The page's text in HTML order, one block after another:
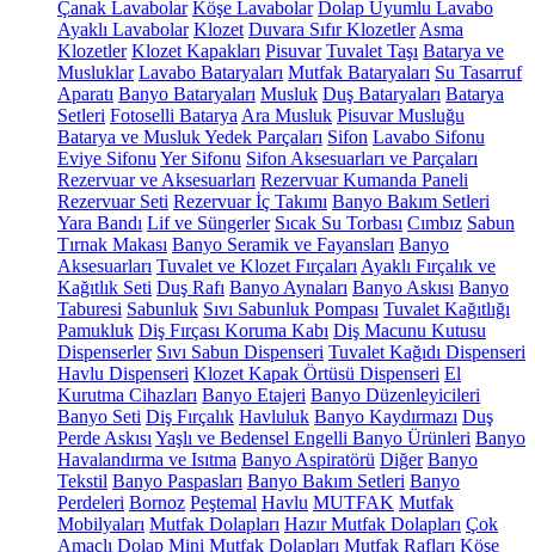
Çanak Lavabolar Köşe Lavabolar Dolap Uyumlu Lavabo
Ayaklı Lavabolar Klozet Duvara Sıfır Klozetler Asma
Klozetler Klozet Kapakları Pisuvar Tuvalet Taşı Batarya ve
Musluklar Lavabo Bataryaları Mutfak Bataryaları Su Tasarruf
Aparatı Banyo Bataryaları Musluk Duş Bataryaları Batarya
Setleri Fotoselli Batarya Ara Musluk Pisuvar Musluğu
Batarya ve Musluk Yedek Parçaları Sifon Lavabo Sifonu
Eviye Sifonu Yer Sifonu Sifon Aksesuarları ve Parçaları
Rezervuar ve Aksesuarları Rezervuar Kumanda Paneli
Rezervuar Seti Rezervuar İç Takımı Banyo Bakım Setleri
Yara Bandı Lif ve Süngerler Sıcak Su Torbası Cımbız Sabun
Tırnak Makası Banyo Seramik ve Fayansları Banyo
Aksesuarları Tuvalet ve Klozet Fırçaları Ayaklı Fırçalık ve
Kağıtlık Seti Duş Rafı Banyo Aynaları Banyo Askısı Banyo
Taburesi Sabunluk Sıvı Sabunluk Pompası Tuvalet Kağıtlığı
Pamukluk Diş Fırçası Koruma Kabı Diş Macunu Kutusu
Dispenserler Sıvı Sabun Dispenseri Tuvalet Kağıdı Dispenseri
Havlu Dispenseri Klozet Kapak Örtüsü Dispenseri El
Kurutma Cihazları Banyo Etajeri Banyo Düzenleyicileri
Banyo Seti Diş Fırçalık Havluluk Banyo Kaydırmazı Duş
Perde Askısı Yaşlı ve Bedensel Engelli Banyo Ürünleri Banyo
Havalandırma ve Isıtma Banyo Aspiratörü Diğer Banyo
Tekstil Banyo Paspasları Banyo Bakım Setleri Banyo
Perdeleri Bornoz Peştemal Havlu MUTFAK Mutfak
Mobilyaları Mutfak Dolapları Hazır Mutfak Dolapları Çok
Amaçlı Dolap Mini Mutfak Dolapları Mutfak Rafları Köşe